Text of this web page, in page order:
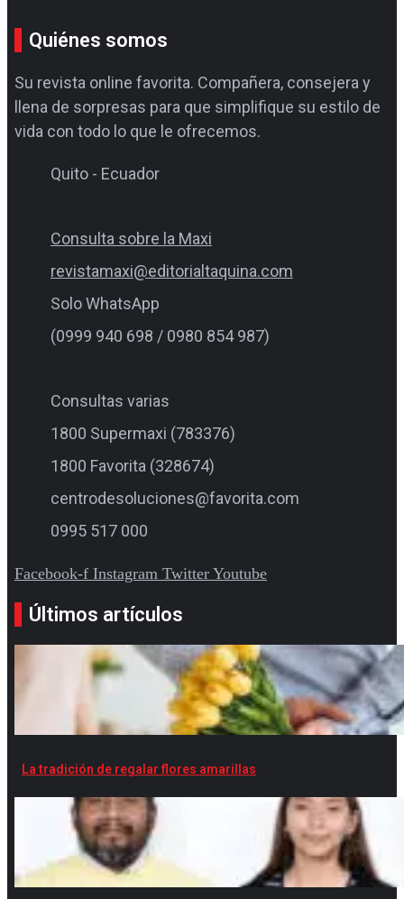
Quiénes somos
Su revista online favorita. Compañera, consejera y
llena de sorpresas para que simplifique su estilo de
vida con todo lo que le ofrecemos.
Quito - Ecuador
Consulta sobre la Maxi
revistamaxi@editorialtaquina.com
Solo WhatsApp
(0999 940 698 / 0980 854 987)
Consultas varias
1800 Supermaxi (783376)
1800 Favorita (328674)
centrodesoluciones@favorita.com
0995 517 000
Facebook-f Instagram Twitter Youtube
Últimos artículos
La tradición de regalar flores amarillas